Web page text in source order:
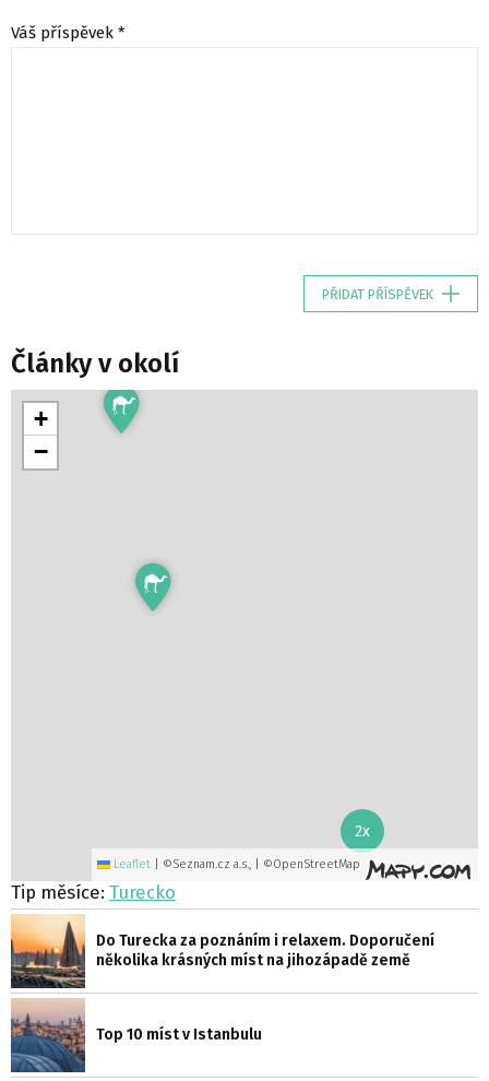
Váš příspěvek *
PŘIDAT PŘÍSPĚVEK
Články v okolí
2x
+
−
Leaflet ©Seznam.cz a.s., | ©OpenStreetMap
Tip měsíce: Turecko
Do Turecka za poznáním i relaxem. Doporučení
několika krásných míst na jihozápadě země
Top 10 míst v Istanbulu